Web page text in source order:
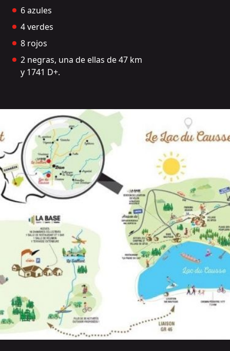
6 azules
4 verdes
8 rojos
2 negras, una de ellas de 47 km
y 1741 D+.